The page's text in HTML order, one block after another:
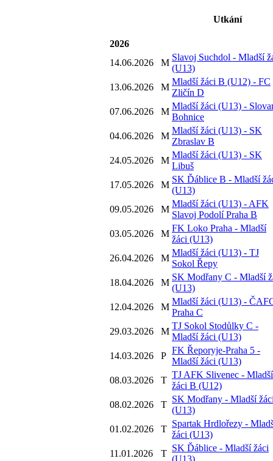
Utkání
2026
14.06.2026
M
Slavoj Suchdol - Mladší
(U13)
13.06.2026
M
Mladší žáci B (U12) - FC
Zličín D
07.06.2026
M
Mladší žáci (U13) -
Bohnice
04.06.2026
M
Mladší žáci (U13) - SK
Zbraslav B
24.05.2026
M
Mladší žáci (U13) - SK
Libuš
17.05.2026
M
SK Ďáblice B - Mladší
(U13)
09.05.2026
M
Mladší žáci (U13) - AFK
Slavoj Podolí Praha B
03.05.2026
M
FK Loko Praha - Mladší
žáci (U13)
26.04.2026
M
Mladší žáci (U13) - TJ
Sokol Řepy
18.04.2026
M
SK Modřany C - Mladší
(U13)
12.04.2026
M
Mladší žáci (U13) -
Praha C
29.03.2026
M
TJ Sokol Stodůlky C -
Mladší žáci (U13)
14.03.2026
P
FK Řeporyje-Praha 5 -
Mladší žáci (U13)
08.03.2026
T
TJ AFK Slivenec - Mladší
žáci B (U12)
08.02.2026
T
SK Modřany - Mladší
(U13)
01.02.2026
T
Spartak Hrdlořezy -
žáci (U13)
11.01.2026
T
SK Ďáblice - Mladší žáci
(U13)